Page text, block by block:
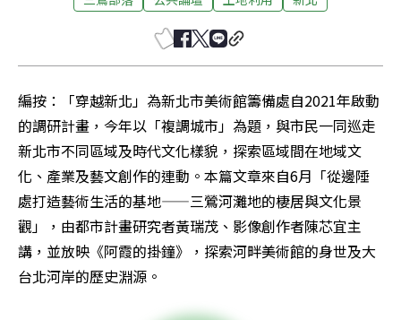
編按：「穿越新北」為新北市美術館籌備處自2021年啟動
的調研計畫，今年以「複調城市」為題，與市民一同巡走
新北市不同區域及時代文化樣貌，探索區域間在地域文
化、產業及藝文創作的連動。本篇文章來自6月「從邊陲
處打造藝術生活的基地——三鶯河灘地的棲居與文化景
觀」，由都市計畫研究者黃瑞茂、影像創作者陳芯宜主
講，並放映《阿霞的掛鐘》，探索河畔美術館的身世及大
台北河岸的歷史淵源。